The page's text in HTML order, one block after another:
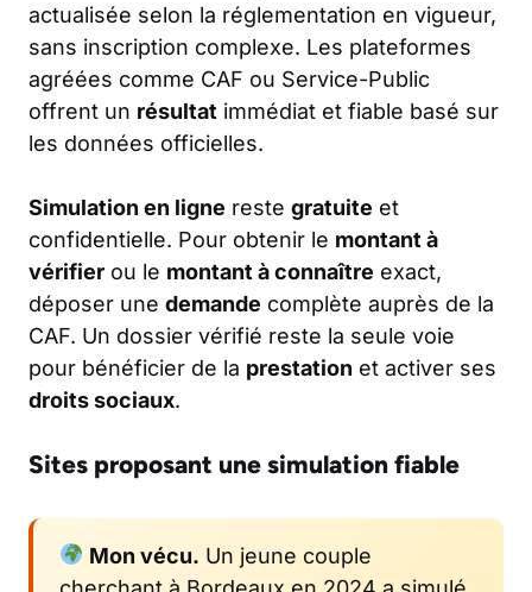
actualisée selon la réglementation en vigueur,
sans inscription complexe. Les plateformes
agréées comme CAF ou Service-Public
offrent un résultat immédiat et fiable basé sur
les données officielles.
Simulation en ligne reste gratuite et
confidentielle. Pour obtenir le montant à
vérifier ou le montant à connaître exact,
déposer une demande complète auprès de la
CAF. Un dossier vérifié reste la seule voie
pour bénéficier de la prestation et activer ses
droits sociaux.
Sites proposant une simulation fiable
Mon vécu. Un jeune couple